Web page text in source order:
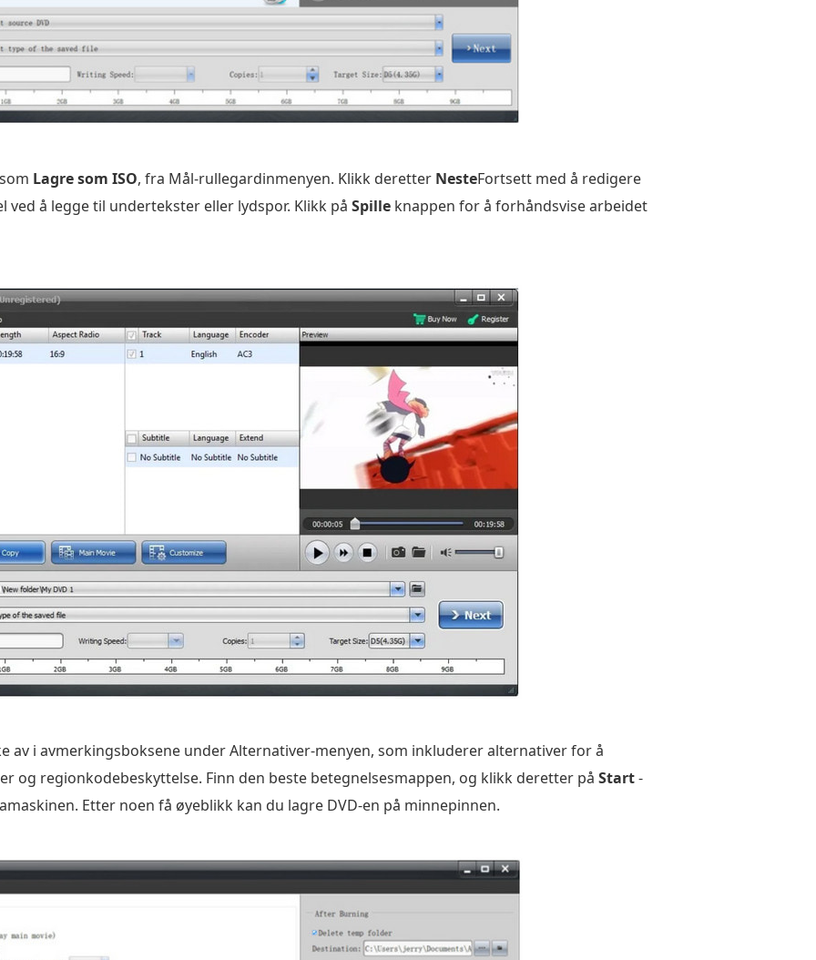
Lagre som ISO, fra Mål-rullegardinmenyen. Klikk deretter NesteFortsett med å redigere
ved å legge til undertekster eller lydspor. Klikk på Spille knappen for å forhåndsvise arbeidet
av i avmerkingsboksene under Alternativer-menyen, som inkluderer alternativer for å
og regionkodebeskyttelse. Finn den beste betegnelsesmappen, og klikk deretter på Start-
Etter noen få øyeblikk kan du lagre DVD-en på minnepinnen.